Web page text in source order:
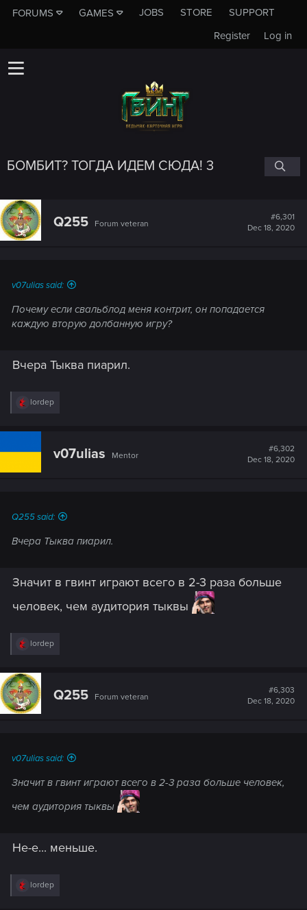
FORUMS GAMES JOBS STORE
SUPPORT
Log in
Register
БОМБИТ? ТОГДА ИДЕМ СЮДА! 3
Q255 Forum veteran
#6,301
Dec 18, 2020
v07ulias said:
Почему если свальблод меня контрит, он попадается
каждую вторую долбанную игру?
Вчера Тыква пиарил.
R
c
lordep
v07ulias Mentor
#6,302
Dec 18, 2020
Q255 said:
Вчера Тыква пиарил.
Значит в гвинт играют всего в 2-3 раза больше
человек, чем аудитория тыквы
R
c
t
i
o
lordep
Q255 Forum veteran
#6,303
Dec 18, 2020
v07ulias said:
Значит в гвинт играют всего в 2-3 раза больше человек,
чем аудитория тыквы
Не-е... меньше.
R
lordep